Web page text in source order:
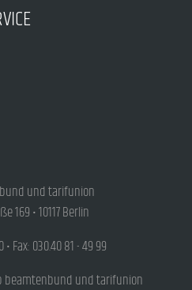
und tarifunion
169 • 10117 Berlin
• Fax: 030.40 81 - 49 99
beamtenbund und tarifunion